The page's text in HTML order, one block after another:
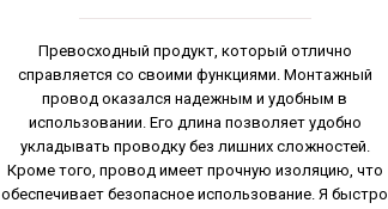
Превосходный продукт, который отлично
справляется со своими функциями. Монтажный
провод оказался надежным и удобным в
использовании. Его длина позволяет удобно
укладывать проводку без лишних сложностей.
Кроме того, провод имеет прочную изоляцию, что
обеспечивает безопасное использование. Я быстро